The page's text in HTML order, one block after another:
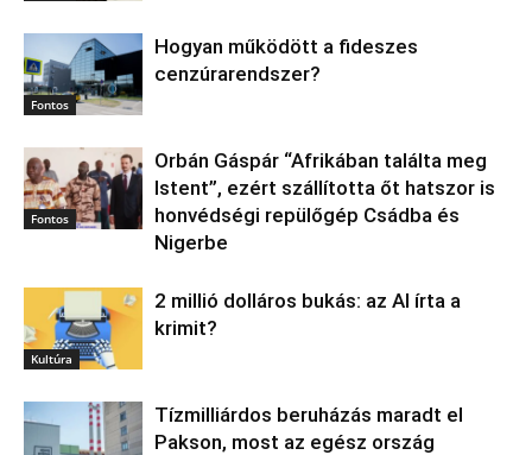
Fontos
Hogyan működött a fideszes
cenzúrarendszer?
Fontos
Orbán Gáspár “Afrikában találta meg
Istent”, ezért szállította őt hatszor is
honvédségi repülőgép Csádba és
Nigerbe
Kultúra
2 millió dolláros bukás: az AI írta a
krimit?
Tízmilliárdos beruházás maradt el
Pakson, most az egész ország